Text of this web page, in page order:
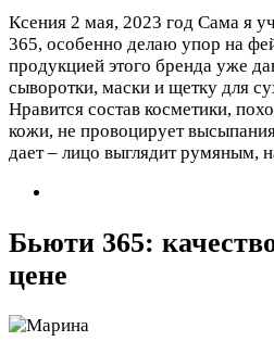
Ксения 2 мая, 2023 год Сама я
365, особенно делаю упор на
продукцией этого бренда уже
сыворотки, маски и щетку для
Нравится состав косметики,
кожи, не провоцирует
дает – лицо выглядит румяным,
Бьюти 365:
цене